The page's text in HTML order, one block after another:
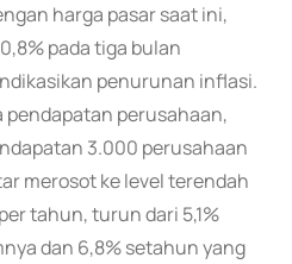
harga pasar saat ini,
pada tiga bulan
penurunan inflasi.
perusahaan,
3.000 perusahaan
merosot ke level terendah
tahun, turun dari 5,1%
dan 6,8% setahun yang